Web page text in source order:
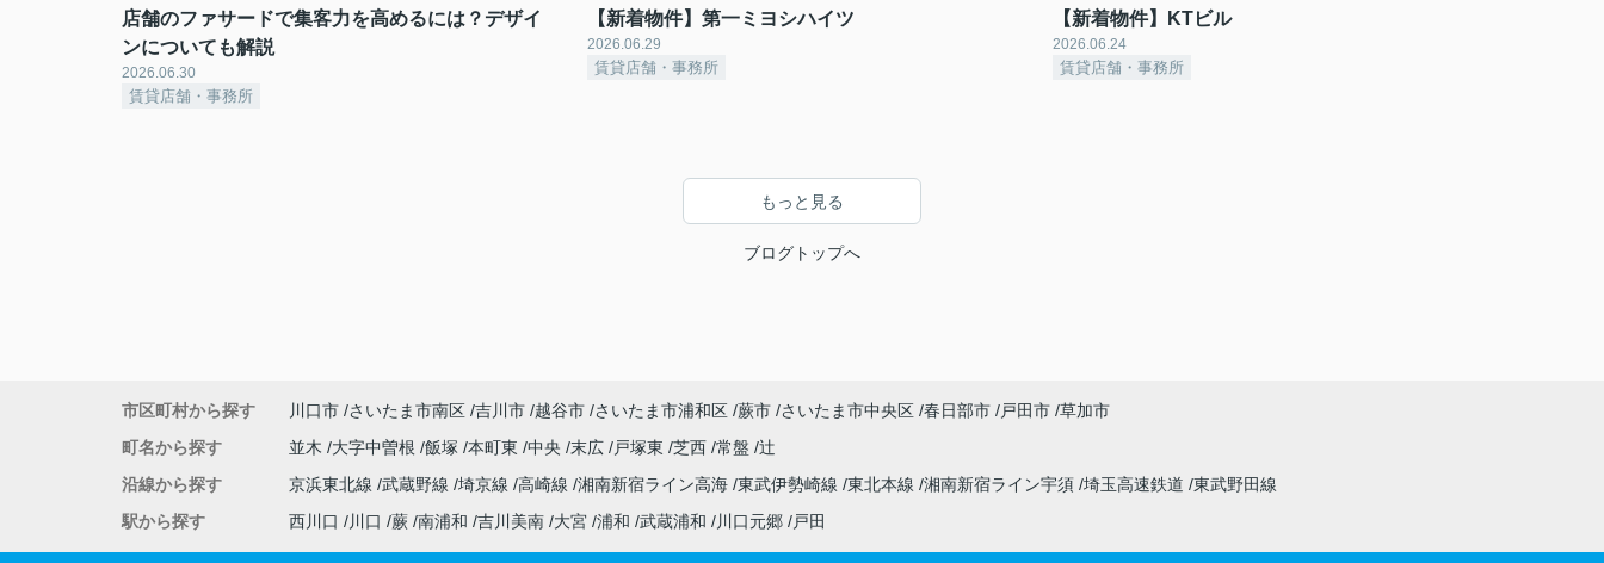
店舗のファサードで集客力を高めるには？デザイ
ンについても解説
2026.06.30
賃貸店舗・事務所
【新着物件】第一ミヨシハイツ
2026.06.29
賃貸店舗・事務所
【新着物件】KTビル
2026.06.24
賃貸店舗・事務所
もっと見る
ブログトップへ
市区町村から探す 川口市 さいたま市南区 吉川市 越谷市 さいたま市浦和区 蕨市 さいたま市中央区 春日部市 戸田市 草加市
町名から探す
並木 大字中曽根 飯塚 本町東 中央 末広 戸塚東 芝西 常盤 辻
沿線から探す
京浜東北線 武蔵野線 埼京線 高崎線 湘南新宿ライン高海 東武伊勢崎線 東北本線 湘南新宿ライン宇須 埼玉高速鉄道 東武野田線
駅から探す
西川口 川口 蕨 南浦和 吉川美南 大宮 浦和 武蔵浦和 川口元郷 戸田